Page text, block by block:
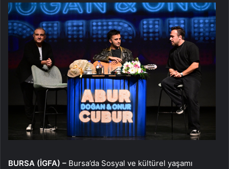
BURSA (İGFA) – Bursa’da Sosyal ve kültürel yaşamı